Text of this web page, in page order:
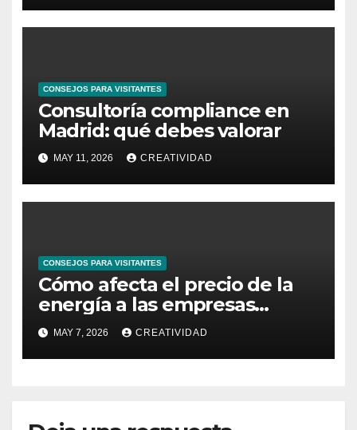
CONSEJOS PARA VISITANTES
Consultoría compliance en
Madrid: qué debes valorar
MAY 11, 2026 CREATIVIDAD
CONSEJOS PARA VISITANTES
Cómo afecta el precio de la
energía a las empresas
españolas
MAY 7, 2026 CREATIVIDAD